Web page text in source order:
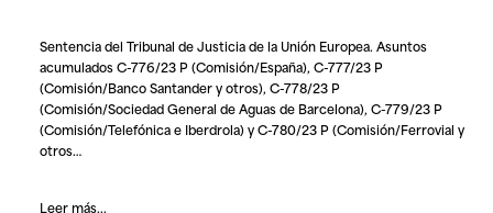
Sentencia del Tribunal de Justicia de la Unión Europea. Asuntos
acumulados C-776/23 P (Comisión/España), C-777/23 P
(Comisión/Banco Santander y otros), C-778/23 P
(Comisión/Sociedad General de Aguas de Barcelona), C-779/23 P
(Comisión/Telefónica e Iberdrola) y C-780/23 P (Comisión/Ferrovial y
otros…
Leer más...